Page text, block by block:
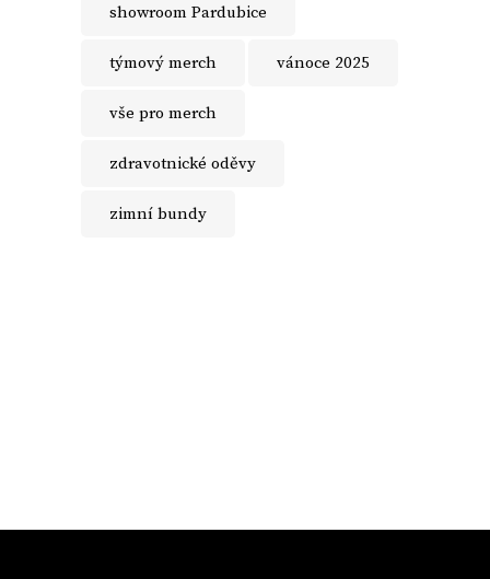
showroom Pardubice
týmový merch vánoce 2025
vše pro merch
zdravotnické oděvy
zimní bundy